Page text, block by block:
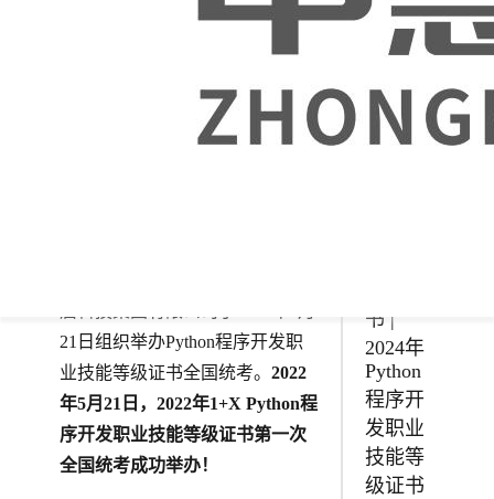
为深入贯彻《国家职业教育改革
实施方案》和《关于院校实施“学
21日组织举办Python程序开发职
业技能等级证书全国统考。 2022
年5月21日，2022年1+X Python程
序开发职业技能等级证书第一次
全国统考成功举办！
技能等
级证书
试点申
报工作
书 |
2024年
Python
程序开
发职业
技能等
级证书